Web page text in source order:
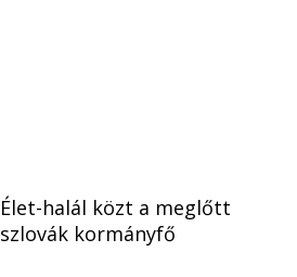
Élet-halál közt a meglőtt
szlovák kormányfő